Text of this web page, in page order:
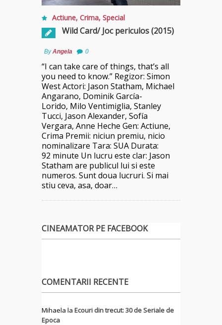
Actiune, Crima, Special
Wild Card/ Joc periculos (2015)
ByAngela 0
“I can take care of things, that’s all
you need to know.” Regizor: Simon
West Actori: Jason Statham, Michael
Angarano, Dominik García-
Lorido, Milo Ventimiglia, Stanley
Tucci, Jason Alexander, Sofía
Vergara, Anne Heche Gen: Actiune,
Crima Premii: niciun premiu, nicio
nominalizare Tara: SUA Durata:
92 minute Un lucru este clar: Jason
Statham are publicul lui si este
numeros. Sunt doua lucruri. Si mai
stiu ceva, asa, doar…
CINEAMATOR PE FACEBOOK
COMENTARII RECENTE
Mihaela la Ecouri din trecut: 30 de Seriale de
Epoca